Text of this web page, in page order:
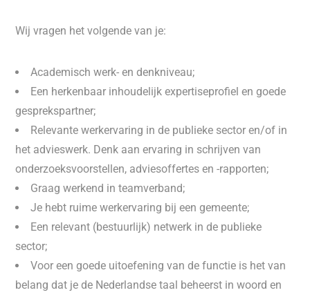
Wij vragen het volgende van je:
Academisch werk- en denkniveau;
Een herkenbaar inhoudelijk expertiseprofiel en goede
gesprekspartner;
Relevante werkervaring in de publieke sector en/of in
het advieswerk. Denk aan ervaring in schrijven van
onderzoeksvoorstellen, adviesoffertes en -rapporten;
Graag werkend in teamverband;
Je hebt ruime werkervaring bij een gemeente;
Een relevant (bestuurlijk) netwerk in de publieke
sector;
Voor een goede uitoefening van de functie is het van
belang dat je de Nederlandse taal beheerst in woord en